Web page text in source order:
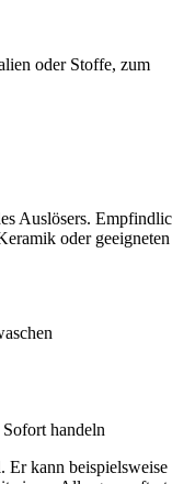
oder Stoffe, zum
Auslösers.
oder geeigneten
handeln
kann beispielsweise